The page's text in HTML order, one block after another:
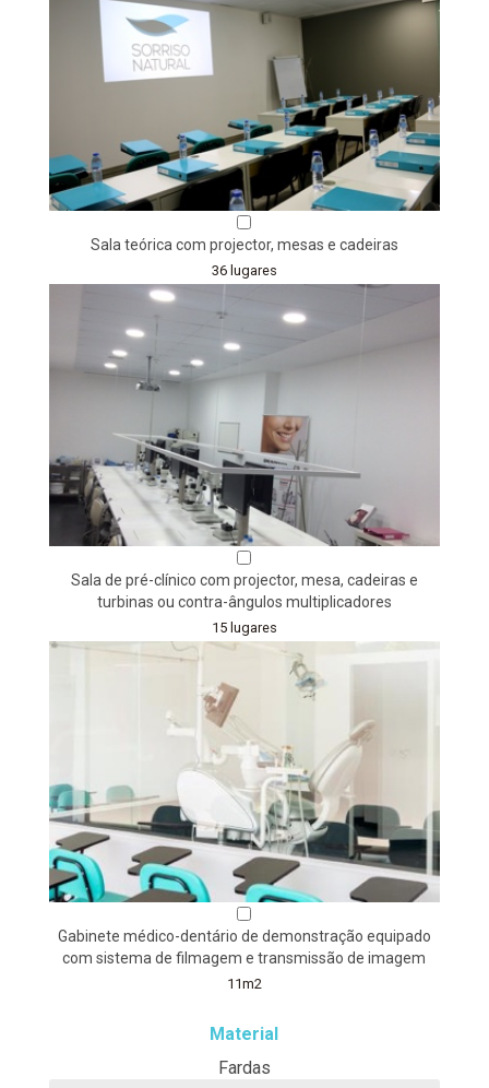
Sala teórica com projector, mesas e cadeiras
36 lugares
Sala de pré-clínico com projector, mesa, cadeiras e
turbinas ou contra-ângulos multiplicadores
15 lugares
Gabinete médico-dentário de demonstração equipado
com sistema de filmagem e transmissão de imagem
11m2
Material
Fardas